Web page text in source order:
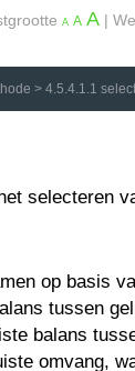
A A A |
> 4.5.4.1.1
selecteren
op basis
tussen
balans
omvang,